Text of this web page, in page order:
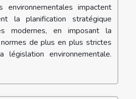
environnementales impactent
la planification stratégique
modernes, en imposant la
de plus en plus strictes
législation environnementale.